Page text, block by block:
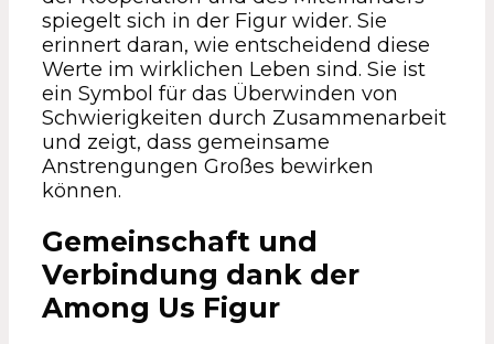
spiegelt sich in der Figur wider. Sie
erinnert daran, wie entscheidend diese
Werte im wirklichen Leben sind. Sie ist
ein Symbol für das Überwinden von
Schwierigkeiten durch Zusammenarbeit
und zeigt, dass gemeinsame
Anstrengungen Großes bewirken
können.
Gemeinschaft und
Verbindung dank der
Among Us Figur